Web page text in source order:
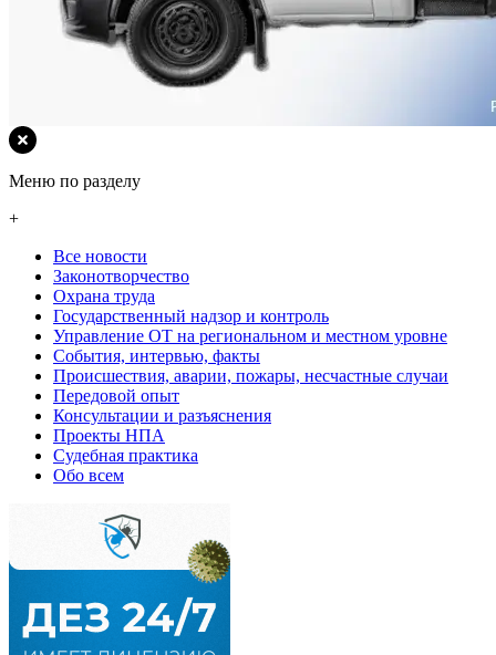
Меню по разделу
+
Все новости
Законотворчество
Охрана труда
Государственный надзор и контроль
Управление ОТ на региональном и местном уровне
События, интервью, факты
Происшествия, аварии, пожары, несчастные случаи
Передовой опыт
Консультации и разъяснения
Проекты НПА
Судебная практика
Обо всем